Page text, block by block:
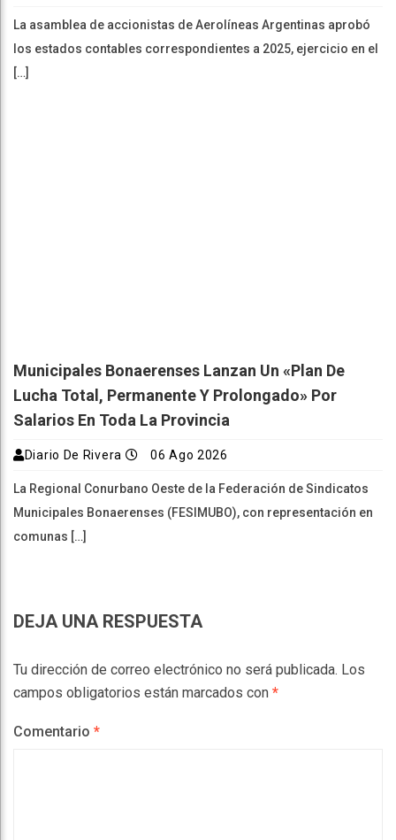
La asamblea de accionistas de Aerolíneas Argentinas aprobó
los estados contables correspondientes a 2025, ejercicio en el
[…]
Municipales Bonaerenses Lanzan Un «plan De
Lucha Total, Permanente Y Prolongado» Por
Salarios En Toda La Provincia
Diario De Rivera 06 Ago 2026
La Regional Conurbano Oeste de la Federación de Sindicatos
Municipales Bonaerenses (FESIMUBO), con representación en
comunas […]
DEJA UNA RESPUESTA
Tu dirección de correo electrónico no será publicada. Los
campos obligatorios están marcados con *
Comentario *